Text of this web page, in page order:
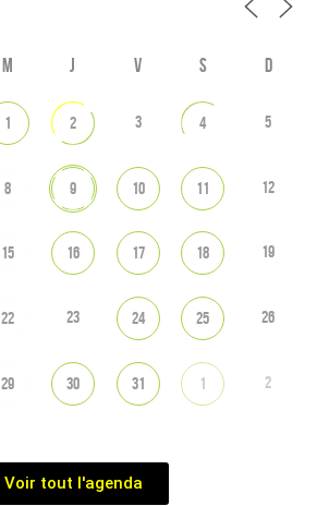
M J V S D
1 2 3 4 5
8 9 10 11 12
15 16 17 18 19
22 23 24 25 26
29 30 31 1 2
Voir tout l'agenda